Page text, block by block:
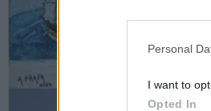
Personal
I want to
Opted In